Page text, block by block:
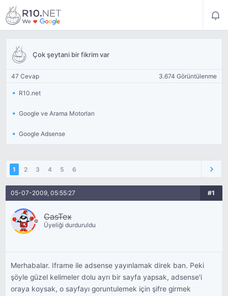
Çok şeytani bir fikrim var
47 Cevap 3.674 Görüntülenme
R10.net
Google ve Arama Motorları
Google Adsense
1 2 3 4 5 6
05-07-2009, 05:55:27 #1
CasTex
Üyeliği durduruldu
Merhabalar. Iframe ile adsense yayınlamak direk ban. Peki
şöyle güzel kelimeler dolu ayrı bir sayfa yapsak, adsense'i
oraya koysak, o sayfayı goruntulemek için şifre girmek